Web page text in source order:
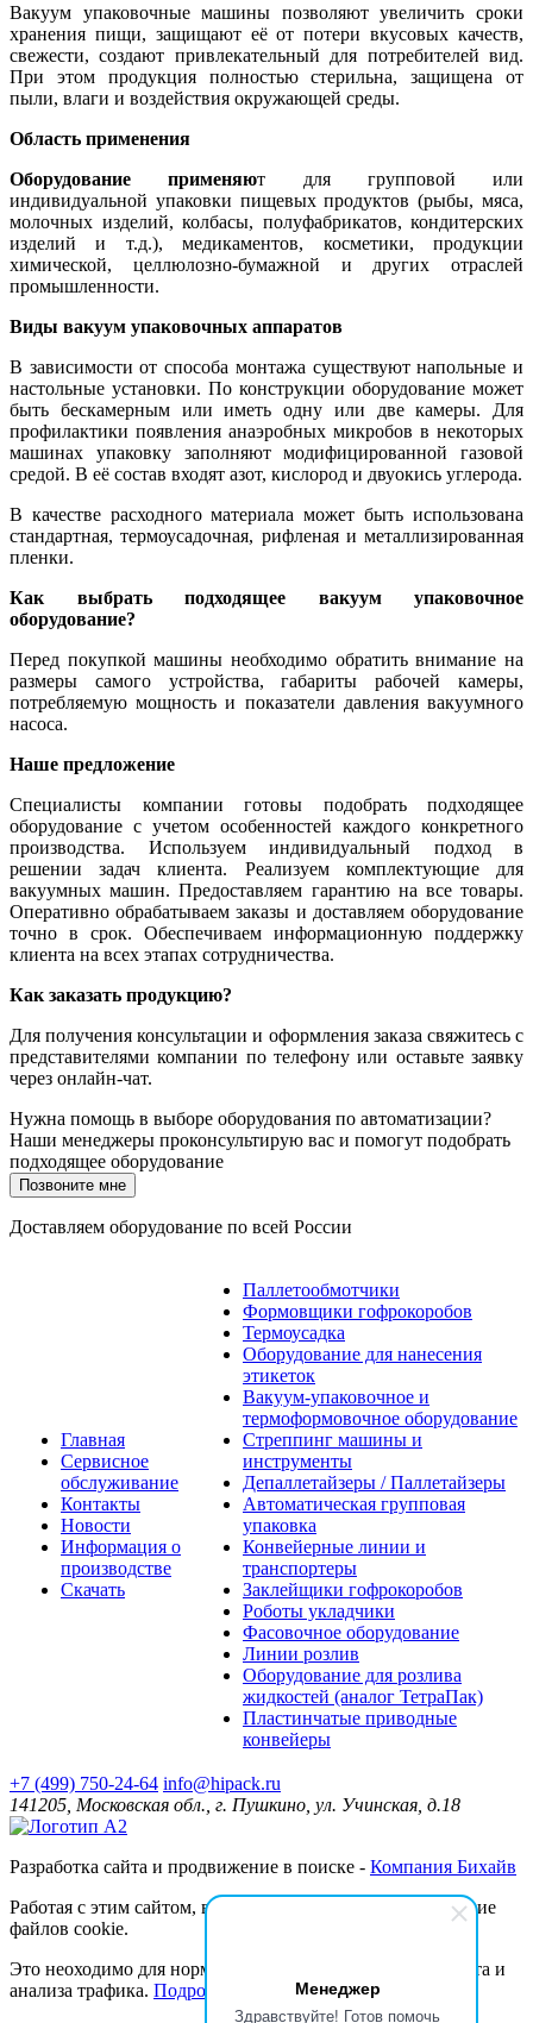
Менеджер
Здравствуйте! Готов помочь
Вакуум упаковочные машины позволяют увеличить сроки
хранения пищи, защищают её от потери вкусовых качеств,
свежести, создают привлекательный для потребителей вид.
При этом продукция полностью стерильна, защищена от
пыли, влаги и воздействия окружающей среды.
Область применения
Оборудование применяют для групповой или
индивидуальной упаковки пищевых продуктов (рыбы, мяса,
молочных изделий, колбасы, полуфабрикатов, кондитерских
изделий и т.д.), медикаментов, косметики, продукции
химической, целлюлозно-бумажной и других отраслей
промышленности.
Виды вакуум упаковочных аппаратов
В зависимости от способа монтажа существуют напольные и
настольные установки. По конструкции оборудование может
быть бескамерным или иметь одну или две камеры. Для
профилактики появления анаэробных микробов в некоторых
машинах упаковку заполняют модифицированной газовой
средой. В её состав входят азот, кислород и двуокись углерода.
В качестве расходного материала может быть использована
стандартная, термоусадочная, рифленая и металлизированная
пленки.
Как выбрать подходящее вакуум упаковочное
оборудование?
Перед покупкой машины необходимо обратить внимание на
размеры самого устройства, габариты рабочей камеры,
потребляемую мощность и показатели давления вакуумного
насоса.
Наше предложение
Специалисты компании готовы подобрать подходящее
оборудование с учетом особенностей каждого конкретного
производства. Используем индивидуальный подход в
решении задач клиента. Реализуем комплектующие для
вакуумных машин. Предоставляем гарантию на все товары.
Оперативно обрабатываем заказы и доставляем оборудование
точно в срок. Обеспечиваем информационную поддержку
клиента на всех этапах сотрудничества.
Как заказать продукцию?
Для получения консультации и оформления заказа свяжитесь с
представителями компании по телефону или оставьте заявку
через онлайн-чат.
Нужна помощь в выборе оборудования по автоматизации?
Наши менеджеры проконсультирую вас и помогут подобрать
подходящее оборудование
Позвоните мне
Доставляем оборудование по всей России
Главная
Сервисное
обслуживание
Контакты
Новости
Информация о
производстве
Скачать
Паллетообмотчики
Формовщики гофрокоробов
Термоусадка
Оборудование для нанесения
этикеток
Вакуум-упаковочное и
термоформовочное оборудование
Стреппинг машины и
инструменты
Депаллетайзеры / Паллетайзеры
Автоматическая групповая
упаковка
Конвейерные линии и
транспортеры
Заклейщики гофрокоробов
Роботы укладчики
Фасовочное оборудование
Линии розлив
Оборудование для розлива
жидкостей (аналог ТетраПак)
Пластинчатые приводные
конвейеры
+7 (499) 750-24-64 info@hipack.ru
141205, Московская обл., г. Пушкино, ул. Учинская, д.18
Разработка сайта и продвижение в поиске - Компания Бихайв
Работая с этим сайтом, вы даёте согласие на использование
файлов cookie.
Это неоходимо для нормального функционирования сайта и
анализа трафика. Подробнее.